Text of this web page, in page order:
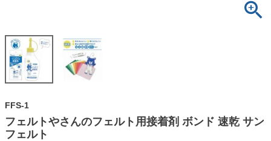
FFS-1
フェルトやさんのフェルト用接着剤 ボンド 速乾 サン
フェルト